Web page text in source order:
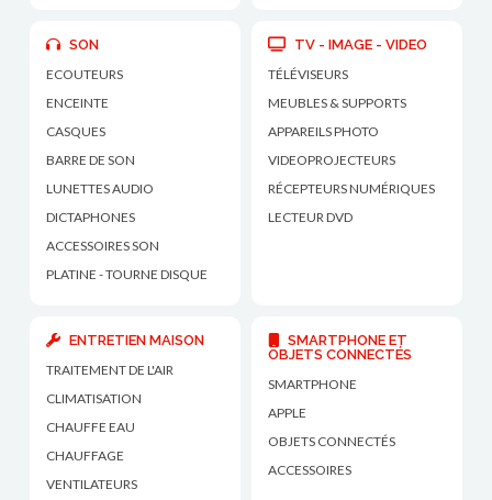
SON
ECOUTEURS
ENCEINTE
CASQUES
BARRE DE SON
LUNETTES AUDIO
DICTAPHONES
ACCESSOIRES SON
PLATINE - TOURNE DISQUE
TV - IMAGE - VIDEO
TÉLÉVISEURS
MEUBLES & SUPPORTS
APPAREILS PHOTO
VIDEOPROJECTEURS
RÉCEPTEURS NUMÉRIQUES
LECTEUR DVD
ENTRETIEN MAISON
TRAITEMENT DE L'AIR
CLIMATISATION
CHAUFFE EAU
CHAUFFAGE
VENTILATEURS
SMARTPHONE ET
OBJETS CONNECTÉS
SMARTPHONE
APPLE
OBJETS CONNECTÉS
ACCESSOIRES